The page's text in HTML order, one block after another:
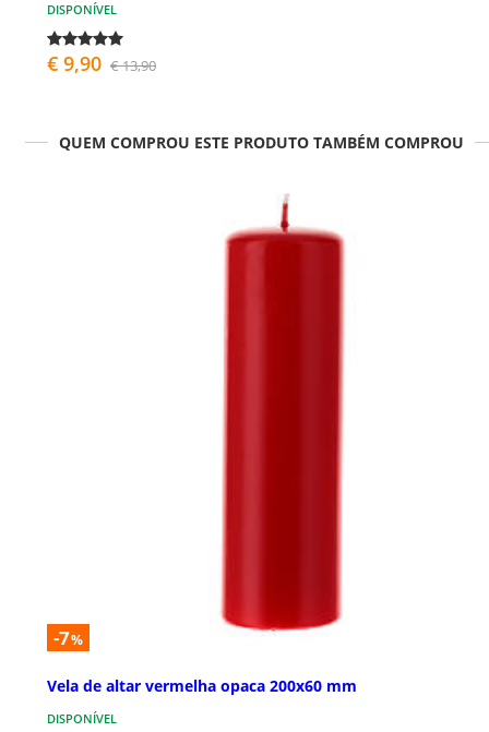
DISPONÍVEL
€ 9,90 € 13,90
QUEM COMPROU ESTE PRODUTO TAMBÉM COMPROU
-7%
Vela de altar vermelha opaca 200x60 mm
DISPONÍVEL